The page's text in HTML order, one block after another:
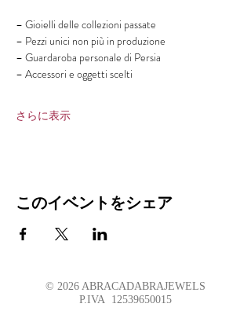
– Gioielli delle collezioni passate
– Pezzi unici non più in produzione
– Guardaroba personale di Persia
– Accessori e oggetti scelti
さらに表示
このイベントをシェア
© 2026 ABRACADABRAJEWELS
P.IVA 12539650015